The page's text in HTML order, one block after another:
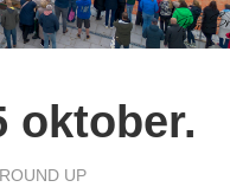
oktober.
ROUND UP